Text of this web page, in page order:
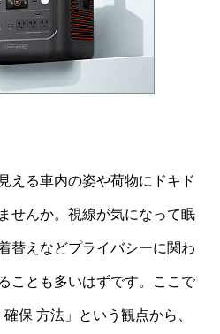
える車内の姿や荷物にドキド
せんか。視線が気になって眠
替えなどプライバシーに関わ
ことも多いはずです。ここで
保 方法」という観点から、